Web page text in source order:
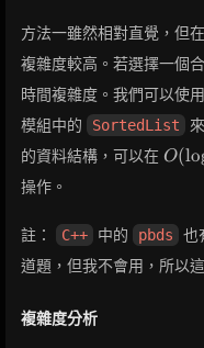
方法一雖然相對直覺，但
複雜度較高。若選擇一個
時間複雜度。我們可以使用
模組中的 SortedList
的資料結構，可以在 O(lo
操作。
註： C++ 中的 pbds
也
道題，但我不會用，所以
複雜度分析